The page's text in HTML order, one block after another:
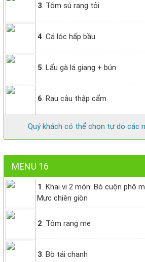
3. Tôm sú rang tỏi
4. Cá lóc hấp bầu
5. Lẩu gà lá giang + bún
6. Rau câu thập cẩm
Quý khách có thể chọn tự do các
MENU 16
1. Khai vị 2 món: Bò cuộn phô
Mực chiên giòn
2. Tôm rang me
3. Bò tái chanh